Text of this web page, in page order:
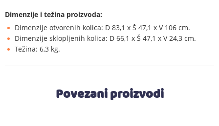
Dimenzije i težina proizvoda:
Dimenzije otvorenih kolica: D 83,1 x Š 47,1 x V 106 cm.
Dimenzije sklopljenih kolica: D 66,1 x Š 47,1 x V 24,3 cm.
Težina: 6,3 kg.
Povezani proizvodi